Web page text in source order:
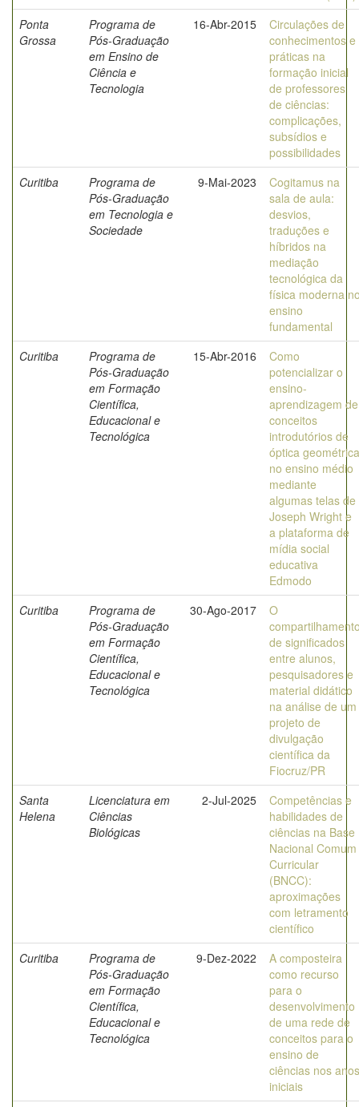
Ponta
Grossa
Programa de
Pós-Graduação
em Ensino de
Ciência e
Tecnologia
16-Abr-2015
Circulações de
conhecimentos e
práticas na
formação inicial
de professores
de ciências:
complicações,
subsídios e
possibilidades
Curitiba
Programa de
Pós-Graduação
em Tecnologia e
Sociedade
9-Mai-2023
Cogitamus na
sala de aula:
desvios,
traduções e
híbridos na
mediação
tecnológica da
física moderna
ensino
fundamental
Curitiba
Programa de
Pós-Graduação
em Formação
Científica,
Educacional e
Tecnológica
15-Abr-2016
Como
potencializar o
ensino-
aprendizagem de
conceitos
introdutórios de
óptica geométrica
no ensino médio
mediante
algumas telas de
Joseph Wright e
a plataforma de
mídia social
educativa
Edmodo
Curitiba
Programa de
Pós-Graduação
em Formação
Científica,
Educacional e
Tecnológica
30-Ago-2017
O
de significados
entre alunos,
pesquisadores e
material didático
na análise de um
projeto de
divulgação
científica da
Fiocruz/PR
Santa
Helena
Licenciatura em
Ciências
Biológicas
2-Jul-2025
Competências e
habilidades de
ciências na Base
Nacional Comum
Curricular
(BNCC):
aproximações
com letramento
científico
Curitiba
Programa de
Pós-Graduação
em Formação
Científica,
Educacional e
Tecnológica
9-Dez-2022
A composteira
como recurso
para o
desenvolvimento
de uma rede de
conceitos para o
ensino de
ciências nos anos
iniciais